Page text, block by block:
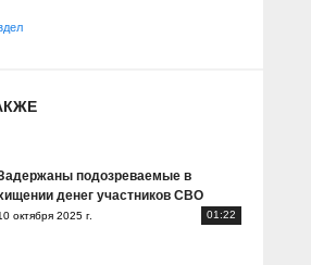
подозреваемые в
денег участников СВО
октября 2025 г. 01:22